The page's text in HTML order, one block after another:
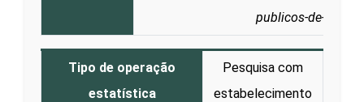
publicos-de-
Tipo de operação
estatística
Pesquisa com
estabelecimento